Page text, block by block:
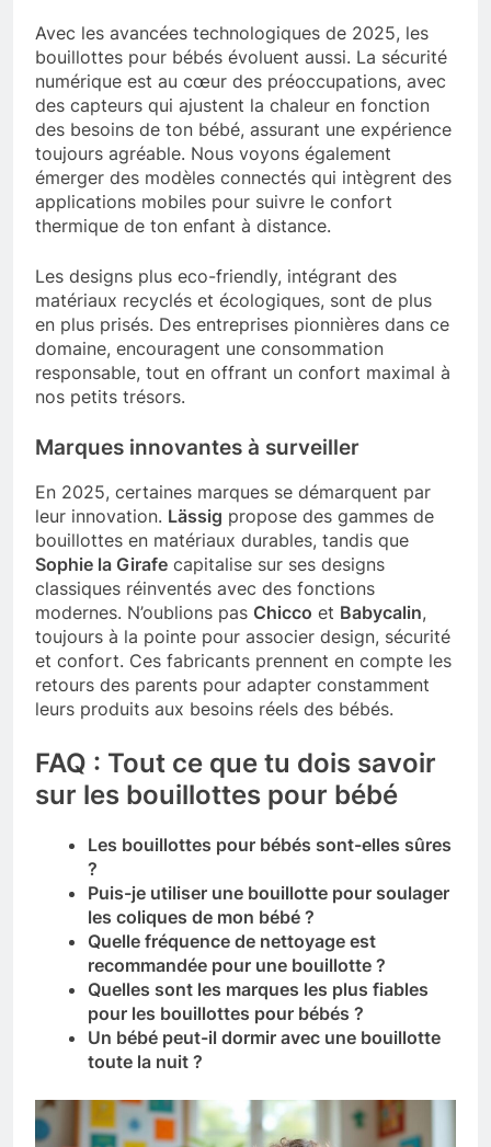
Avec les avancées technologiques de 2025, les
bouillottes pour bébés évoluent aussi. La sécurité
numérique est au cœur des préoccupations, avec
des capteurs qui ajustent la chaleur en fonction
des besoins de ton bébé, assurant une expérience
toujours agréable. Nous voyons également
émerger des modèles connectés qui intègrent des
applications mobiles pour suivre le confort
thermique de ton enfant à distance.
Les designs plus eco-friendly, intégrant des
matériaux recyclés et écologiques, sont de plus
en plus prisés. Des entreprises pionnières dans ce
domaine, encouragent une consommation
responsable, tout en offrant un confort maximal à
nos petits trésors.
Marques innovantes à surveiller
En 2025, certaines marques se démarquent par
leur innovation. Lässig propose des gammes de
bouillottes en matériaux durables, tandis que
Sophie la Girafe capitalise sur ses designs
classiques réinventés avec des fonctions
modernes. N’oublions pas Chicco et Babycalin,
toujours à la pointe pour associer design, sécurité
et confort. Ces fabricants prennent en compte les
retours des parents pour adapter constamment
leurs produits aux besoins réels des bébés.
FAQ : Tout ce que tu dois savoir
sur les bouillottes pour bébé
Les bouillottes pour bébés sont-elles sûres
?
Puis-je utiliser une bouillotte pour soulager
les coliques de mon bébé ?
Quelle fréquence de nettoyage est
recommandée pour une bouillotte ?
Quelles sont les marques les plus fiables
pour les bouillottes pour bébés ?
Un bébé peut-il dormir avec une bouillotte
toute la nuit ?